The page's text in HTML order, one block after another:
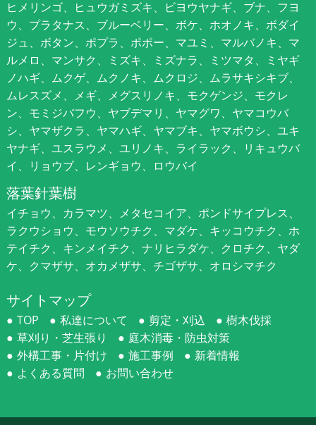
ヒメリンゴ、ヒュウガミズキ、ビヨウヤナギ、ブナ、フヨ
ウ、プラタナス、ブルーベリー、ボケ、ホオノキ、ボダイ
ジュ、ボタン、ポプラ、ポポー、マユミ、マルバノキ、マ
ルメロ、マンサク、ミズキ、ミズナラ、ミツマタ、ミヤギ
ノハギ、ムクゲ、ムクノキ、ムクロジ、ムラサキシキブ、
ムレスズメ、メギ、メグスリノキ、モクゲンジ、モクレ
ン、モミジバフウ、ヤブデマリ、ヤマグワ、ヤマコウバ
シ、ヤマザクラ、ヤマハギ、ヤマブキ、ヤマボウシ、ユキ
ヤナギ、ユスラウメ、ユリノキ、ライラック、リキュウバ
イ、リョウブ、レンギョウ、ロウバイ
落葉針葉樹
イチョウ、カラマツ、メタセコイア、ポンドサイプレス、
ラクウショウ、モウソウチク、マダケ、キッコウチク、ホ
テイチク、キンメイチク、ナリヒラダケ、クロチク、ヤダ
ケ、クマザサ、オカメザサ、チゴザサ、オロシマチク
サイトマップ
TOP 私達について 剪定・刈込
樹木伐採
草刈り・芝生張り
庭木消毒・防虫対策
外構工事・片付け
施工事例
新着情報
よくある質問
お問い合わせ